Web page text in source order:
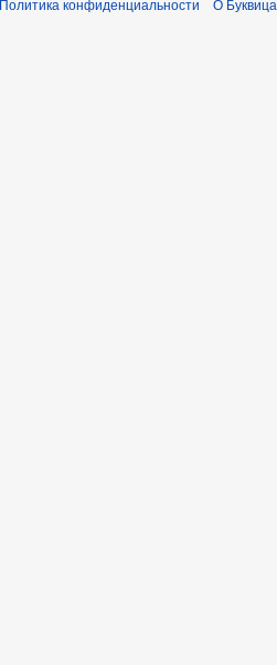
Политика конфиденциальности О Буквица